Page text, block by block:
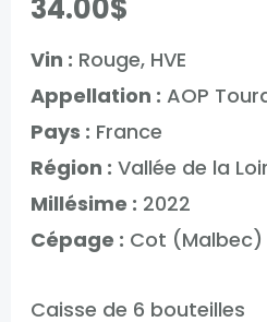
34.00$
Vin : Rouge, HVE
Appellation : AOP
Pays : France
Région : Vallée de la
Millésime : 2022
Cépage : Cot (Malbec)
Caisse de 6 bouteilles